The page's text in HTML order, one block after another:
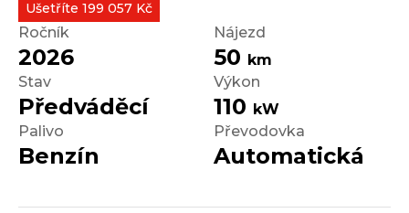
Ušetříte 199 057 Kč
Ročník
2026
Nájezd
50 km
Stav
Předváděcí
Výkon
110 kW
Palivo
Benzín
Převodovka
Automatická